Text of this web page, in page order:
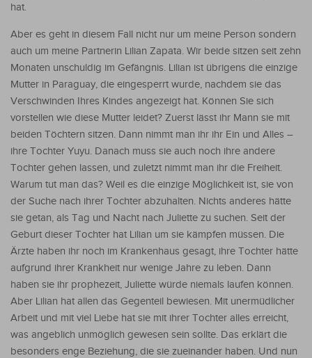
hat.
Aber es geht in diesem Fall nicht nur um meine Person sondern
auch um meine Partnerin Lilian Zapata. Wir beide sitzen seit zehn
Monaten unschuldig im Gefängnis. Lilian ist übrigens die einzige
Mutter in Paraguay, die eingesperrt wurde, nachdem sie das
Verschwinden Ihres Kindes angezeigt hat. Können Sie sich
vorstellen wie diese Mutter leidet? Zuerst lässt ihr Mann sie mit
beiden Töchtern sitzen. Dann nimmt man ihr ihr Ein und Alles –
ihre Tochter Yuyu. Danach muss sie auch noch ihre andere
Tochter gehen lassen, und zuletzt nimmt man ihr die Freiheit.
Warum tut man das? Weil es die einzige Möglichkeit ist, sie von
der Suche nach ihrer Tochter abzuhalten. Nichts anderes hätte
sie getan, als Tag und Nacht nach Juliette zu suchen. Seit der
Geburt dieser Tochter hat Lilian um sie kämpfen müssen. Die
Ärzte haben ihr noch im Krankenhaus gesagt, ihre Tochter hätte
aufgrund ihrer Krankheit nur wenige Jahre zu leben. Dann
haben sie ihr prophezeit, Juliette würde niemals laufen können.
Aber Lilian hat allen das Gegenteil bewiesen. Mit unermüdlicher
Arbeit und mit viel Liebe hat sie mit ihrer Tochter alles erreicht,
was angeblich unmöglich gewesen sein sollte. Das erklärt die
besonders enge Beziehung, die sie zueinander haben. Und nun